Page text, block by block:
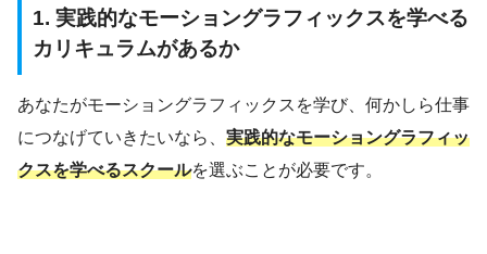
1. 実践的なモーショングラフィックスを学べる
カリキュラムがあるか
あなたがモーショングラフィックスを学び、何かしら仕事
につなげていきたいなら、 実践的なモーショングラフィッ
クスを学べるスクールを選ぶことが必要です。